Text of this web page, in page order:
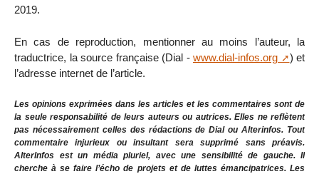
2019.
En cas de reproduction, mentionner au moins l’auteur, la
traductrice, la source française (Dial - www.dial-infos.org
) et
l’adresse internet de l’article.
Les opinions exprimées dans les articles et les commentaires sont de
la seule responsabilité de leurs auteurs ou autrices. Elles ne reflètent
pas nécessairement celles des rédactions de Dial ou Alterinfos. Tout
commentaire injurieux ou insultant sera supprimé sans préavis.
AlterInfos est un média pluriel, avec une sensibilité de gauche. Il
cherche à se faire l’écho de projets et de luttes émancipatrices. Les